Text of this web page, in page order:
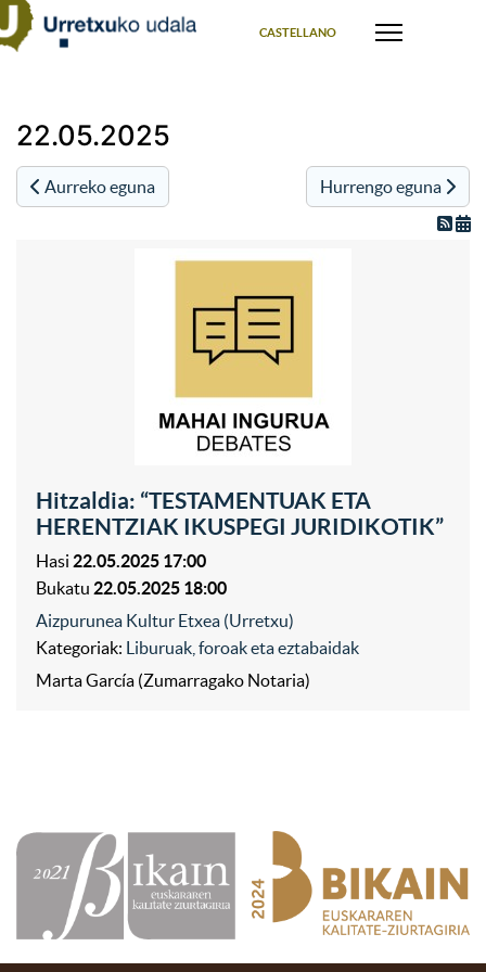
CASTELLANO
22.05.2025
Aurreko eguna Hurrengo eguna
Hitzaldia: “TESTAMENTUAK ETA
HERENTZIAK IKUSPEGI JURIDIKOTIK”
Hasi 22.05.2025 17:00
Bukatu 22.05.2025 18:00
Aizpurunea Kultur Etxea (Urretxu)
Kategoriak: Liburuak, foroak eta eztabaidak
Marta García (Zumarragako Notaria)